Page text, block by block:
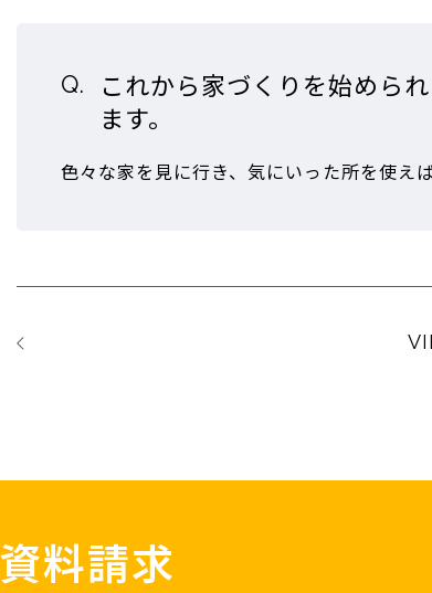
これから家づくりを始めら
ます。
色々な家を見に行き、気にいった所を使え
資料請求